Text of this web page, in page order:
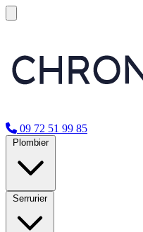
09 72 51 99 85
Plombier
Serrurier